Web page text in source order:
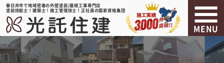
春日井市で地域密着の外壁塗装/屋根工事専門店
塗装技能士！建築士！施工管理技士！正社員の国家資格集団
MENU